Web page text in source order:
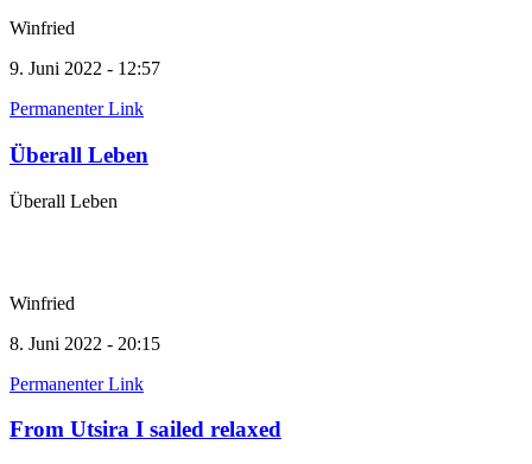
Winfried
9. Juni 2022 - 12:57
Permanenter Link
Überall Leben
Überall Leben
Winfried
8. Juni 2022 - 20:15
Permanenter Link
From Utsira I sailed relaxed